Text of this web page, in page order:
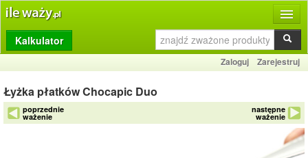
Produkty
Dziennik
Przelicznik
Porównywarka
Kalkulator
Zaloguj Zarejestruj
Łyżka płatków Chocapic Duo
poprzednie
ważenie
następne
ważenie